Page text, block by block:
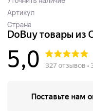
Артикул
Страна